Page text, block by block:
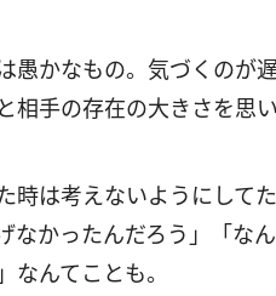
愚かなもの。気づくのが
相手の存在の大きさを思
時は考えないようにして
なかったんだろう」「な
なんてことも。